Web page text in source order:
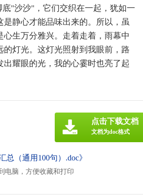
"沙沙"，它们交织在一起，犹如一
是静心才能品味出来的。所以，虽
心生万分雅兴。走着走着，雨幕中
的灯光。这灯光照射到我眼前，路
出耀眼的光，我的心霎时也亮了起
总（通用100句）.doc》
电脑，方便收藏和打印
点击下载文档
文档为doc格式